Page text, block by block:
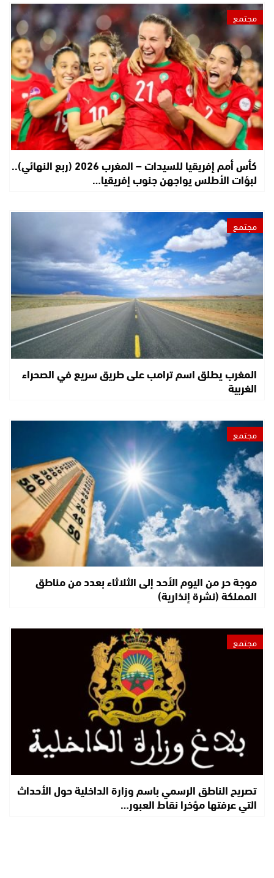
مجتمع
كأس أمم إفريقيا للسيدات – المغرب 2026 (ربع النهائي)..
لبؤات الأطلس يواجهن جنوب إفريقيا…
مجتمع
المغرب يطلق اسم ترامب على طريق سريع في الصحراء
الغربية
مجتمع
موجة حر من اليوم الأحد إلى الثلاثاء بعدد من مناطق
المملكة (نشرة إنذارية)
مجتمع
تصريح الناطق الرسمي باسم وزارة الداخلية حول الأحداث
التي عرفتها مؤخرا نقاط العبور…